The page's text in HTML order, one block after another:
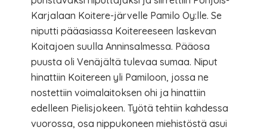
Karjalaan Koitere-järvelle Pamilo Oy:lle. Se
niputti pääasiassa Koitereeseen laskevan
Koitajoen suulla Anninsalmessa. Pääosa
puusta oli Venäjältä tulevaa sumaa. Niput
hinattiin Koitereen yli Pamiloon, jossa ne
nostettiin voimalaitoksen ohi ja hinattiin
edelleen Pielisjokeen. Työtä tehtiin kahdessa
vuorossa, osa nippukoneen miehistöstä asui